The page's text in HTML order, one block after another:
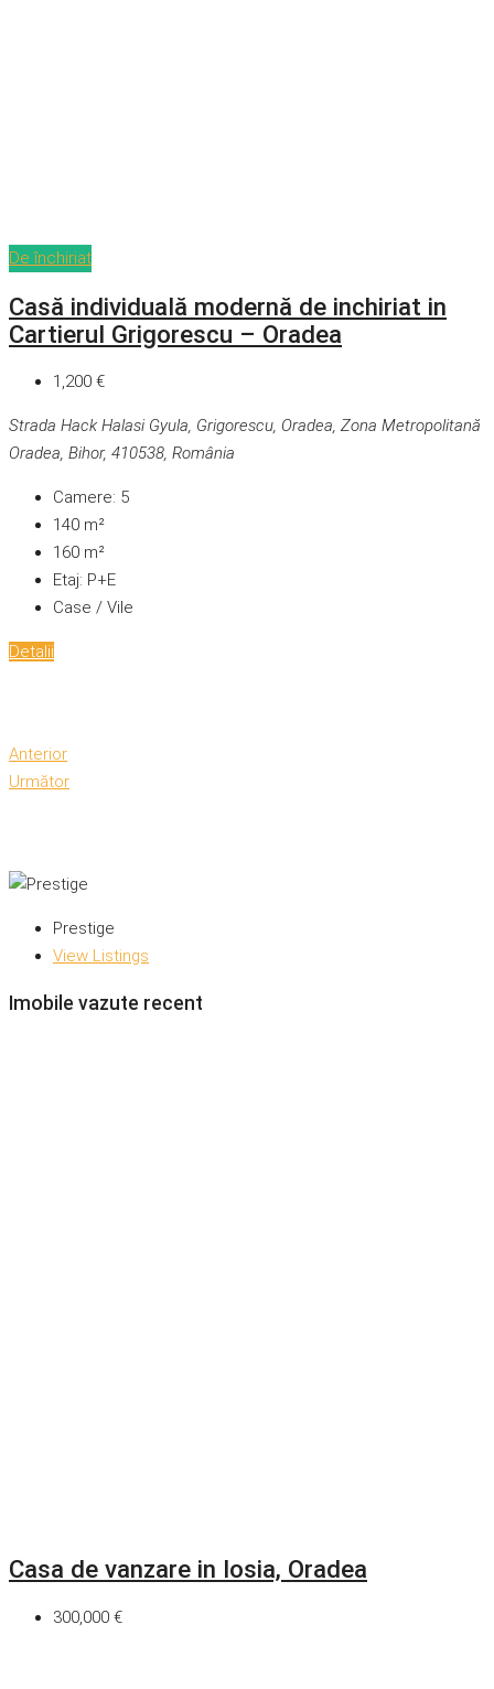
De închiriat
Casă individuală modernă de inchiriat in
Cartierul Grigorescu – Oradea
1,200 €
Strada Hack Halasi Gyula, Grigorescu, Oradea, Zona Metropolitană
Oradea, Bihor, 410538, România
Camere: 5
140 m²
160 m²
Etaj: P+E
Case / Vile
Detalii
Anterior
Următor
Prestige
View Listings
Imobile vazute recent
Casa de vanzare in Iosia, Oradea
300,000 €